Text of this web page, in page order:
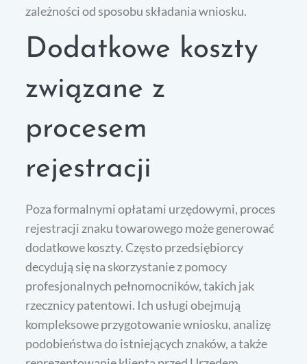
zależności od sposobu składania wniosku.
Dodatkowe koszty
związane z
procesem
rejestracji
Poza formalnymi opłatami urzędowymi, proces
rejestracji znaku towarowego może generować
dodatkowe koszty. Często przedsiębiorcy
decydują się na skorzystanie z pomocy
profesjonalnych pełnomocników, takich jak
rzecznicy patentowi. Ich usługi obejmują
kompleksowe przygotowanie wniosku, analizę
podobieństwa do istniejących znaków, a także